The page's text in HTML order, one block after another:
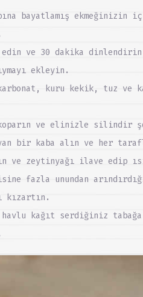
bayatlamış ekmeğinizin
ve 30 dakika
ekleyin.
kuru kekik, tuz ve
ve elinizle silindir
bir kaba alın ve her
ve zeytinyağı ilave edip
fazla unundan
kızartın.
kağıt serdiğiniz